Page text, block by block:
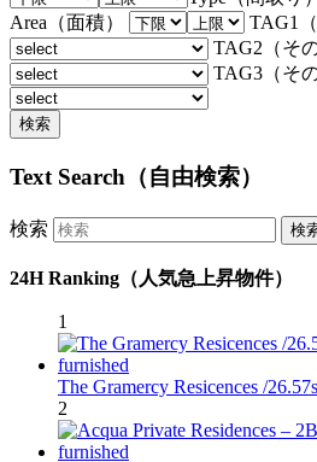
Area（面積）
TAG1
TAG2（そ
TAG3（そ
Text Search（自由検索）
検索
24H Ranking（人気急上昇物件）
1
The Gramercy Resicences /
2